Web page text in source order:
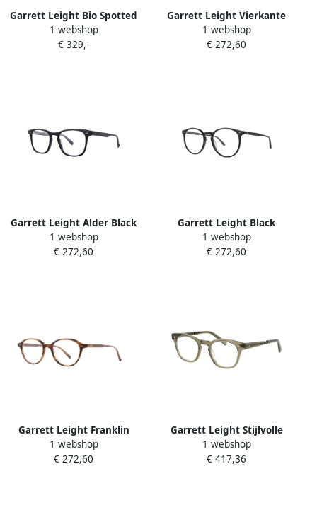
Garrett Leight Bio Spotted
Tortoise Bril Brown Unisex
1 webshop
€ 329,-
Garrett Leight Vierkante
acetaat montuur zonnebril
Brown Unisex
1 webshop
€ 272,60
Garrett Leight Alder Black
Eyewear Frames Black
Unisex
1 webshop
€ 272,60
Garrett Leight Black
Eyewear Frames
Morningside Black Unisex
1 webshop
€ 272,60
Garrett Leight Franklin
Eyewear Frames Brown
Unisex
1 webshop
€ 272,60
Garrett Leight Stijlvolle
Optische Bril Hanalei C Gray
Unisex
1 webshop
€ 417,36